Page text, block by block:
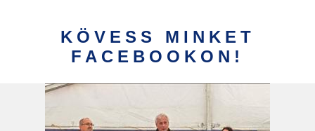
KÖVESS MINKET
FACEBOOKON!